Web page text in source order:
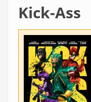
Kick-Ass